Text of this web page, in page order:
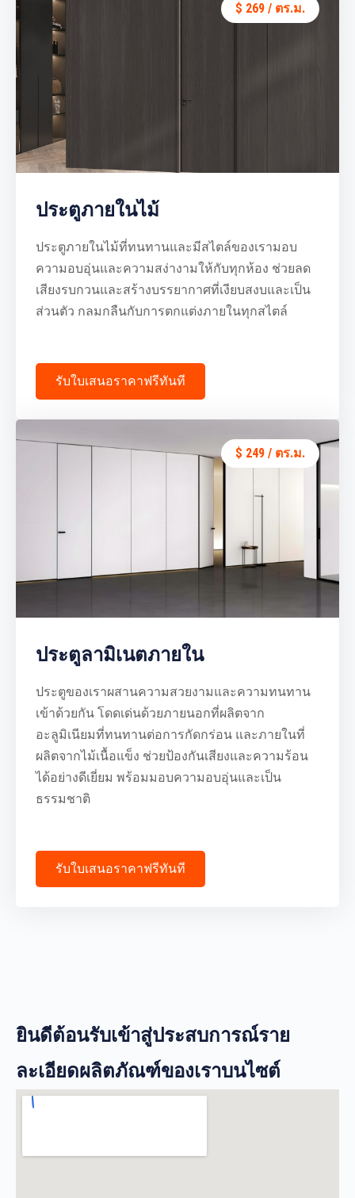
$ 269 / ตร.ม.
ประตูภายในไม้
ประตูภายในไม้ที่ทนทานและมีสไตล์ของเรามอบ
ความอบอุ่นและความสง่างามให้กับทุกห้อง ช่วยลด
เสียงรบกวนและสร้างบรรยากาศที่เงียบสงบและเป็น
ส่วนตัว กลมกลืนกับการตกแต่งภายในทุกสไตล์
รับใบเสนอราคาฟรีทันที
$ 249 / ตร.ม.
ประตูลามิเนตภายใน
ประตูของเราผสานความสวยงามและความทนทาน
เข้าด้วยกัน โดดเด่นด้วยภายนอกที่ผลิตจาก
อะลูมิเนียมที่ทนทานต่อการกัดกร่อน และภายในที่
ผลิตจากไม้เนื้อแข็ง ช่วยป้องกันเสียงและความร้อน
ได้อย่างดีเยี่ยม พร้อมมอบความอบอุ่นและเป็น
ธรรมชาติ
รับใบเสนอราคาฟรีทันที
ยินดีต้อนรับเข้าสู่ประสบการณ์ราย
ละเอียดผลิตภัณฑ์ของเราบนไซต์